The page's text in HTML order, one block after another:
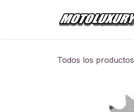
Todos los productos